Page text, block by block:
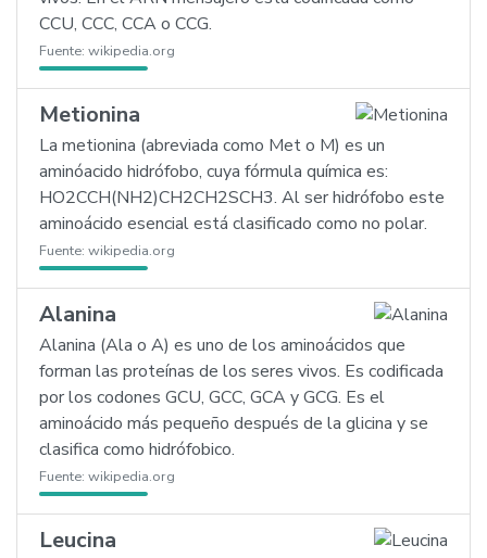
CCU, CCC, CCA o CCG.
Fuente: wikipedia.org
Metionina
La metionina (abreviada como Met o M) es un
aminóacido hidrófobo, cuya fórmula química es:
HO2CCH(NH2)CH2CH2SCH3. Al ser hidrófobo este
aminoácido esencial está clasificado como no polar.
Fuente: wikipedia.org
Alanina
Alanina (Ala o A) es uno de los aminoácidos que
forman las proteínas de los seres vivos. Es codificada
por los codones GCU, GCC, GCA y GCG. Es el
aminoácido más pequeño después de la glicina y se
clasifica como hidrófobico.
Fuente: wikipedia.org
Leucina